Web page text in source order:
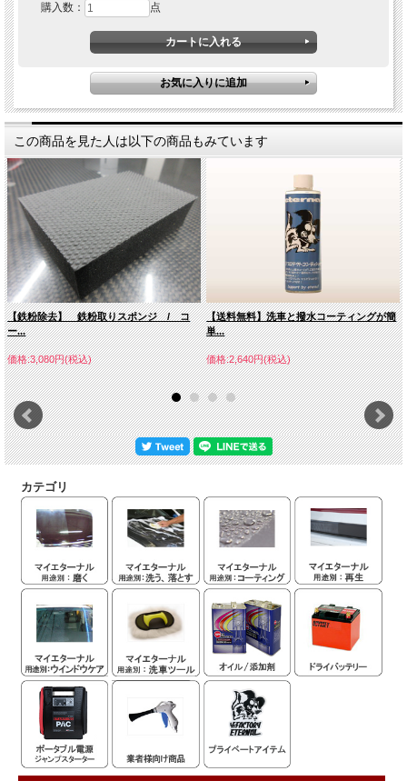
購入数： 点
この商品を見た人は以下の商品もみています
【鉄粉除去】 鉄粉取りスポンジ / コ
ー...
価格:3,080円(税込)
【送料無料】洗車と撥水コーティングが簡
単...
価格:2,640円(税込)
カテゴリ